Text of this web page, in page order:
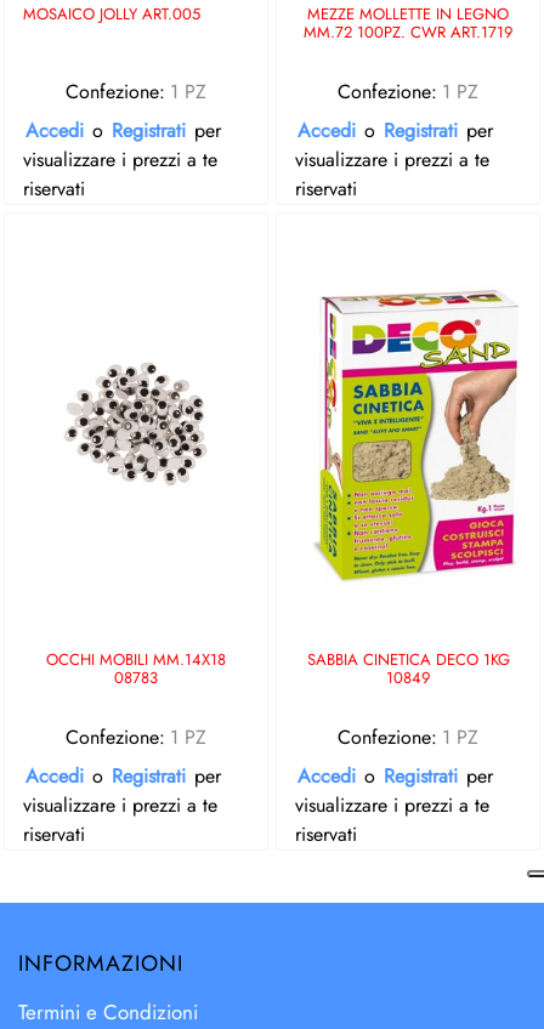
MOSAICO JOLLY ART.005
Confezione: 1 PZ
Accedi o Registrati per
visualizzare i prezzi a te
riservati
MEZZE MOLLETTE IN LEGNO
MM.72 100PZ. CWR ART.1719
Confezione: 1 PZ
Accedi o Registrati per
visualizzare i prezzi a te
riservati
OCCHI MOBILI MM.14X18
08783
Confezione: 1 PZ
Accedi o Registrati per
visualizzare i prezzi a te
riservati
SABBIA CINETICA DECO 1KG
10849
Confezione: 1 PZ
Accedi o Registrati per
visualizzare i prezzi a te
riservati
INFORMAZIONI
Termini e Condizioni